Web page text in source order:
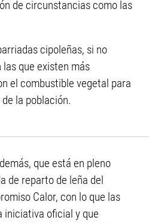
de circunstancias como las
cipoleñas, si no
que existen más
el combustible vegetal para
la población.
que está en pleno
de reparto de leña del
Calor, con lo que las
iniciativa oficial y que